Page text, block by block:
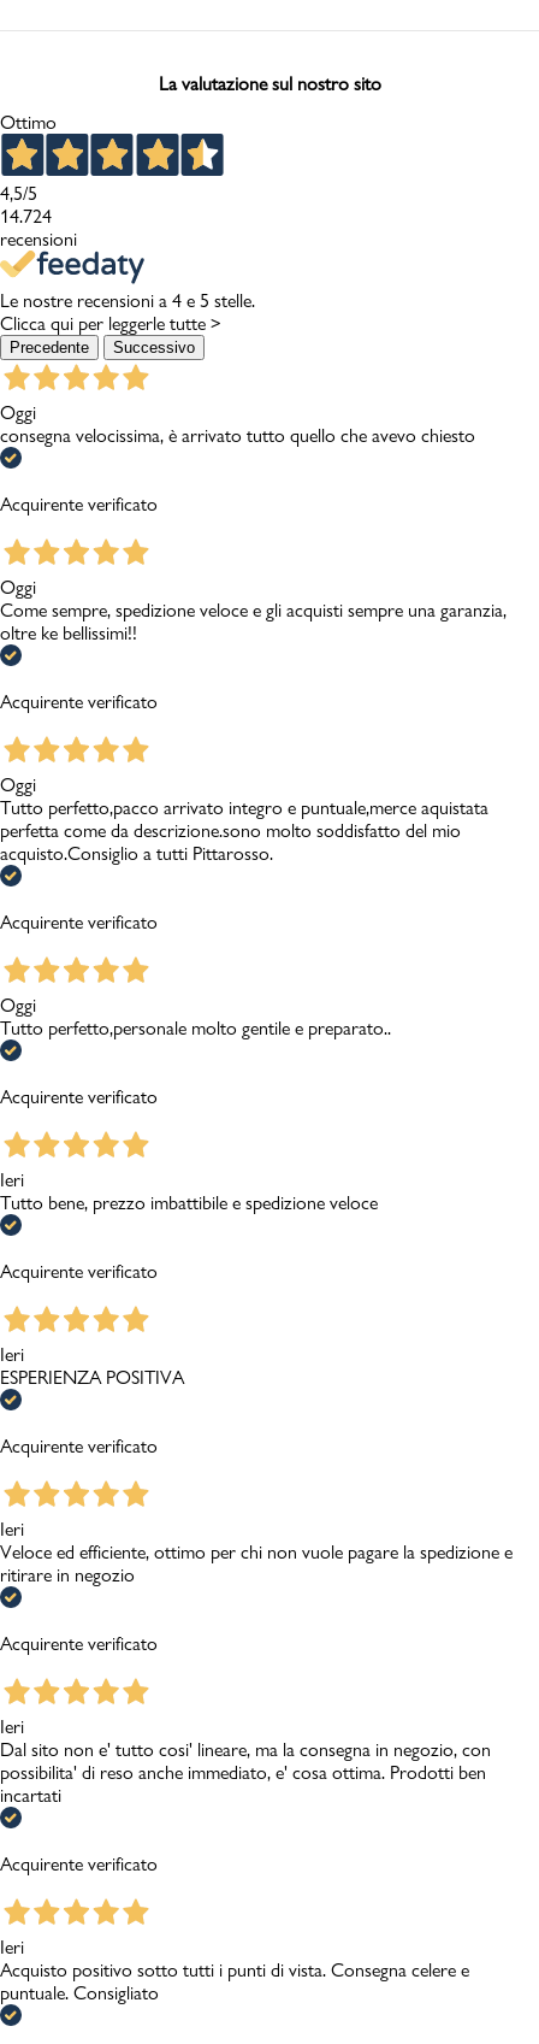
La valutazione sul nostro sito
Ottimo
4,5/5
14.724
recensioni
Le nostre recensioni a 4 e 5 stelle.
Clicca qui per leggerle tutte >
Precedente Successivo
Oggi
consegna velocissima, è arrivato tutto quello che avevo chiesto
Acquirente verificato
Oggi
Come sempre, spedizione veloce e gli acquisti sempre una garanzia,
oltre ke bellissimi!!
Acquirente verificato
Oggi
Tutto perfetto,pacco arrivato integro e puntuale,merce aquistata
perfetta come da descrizione.sono molto soddisfatto del mio
acquisto.Consiglio a tutti Pittarosso.
Acquirente verificato
Oggi
Tutto perfetto,personale molto gentile e preparato..
Acquirente verificato
Ieri
Tutto bene, prezzo imbattibile e spedizione veloce
Acquirente verificato
Ieri
ESPERIENZA POSITIVA
Acquirente verificato
Ieri
Veloce ed efficiente, ottimo per chi non vuole pagare la spedizione e
ritirare in negozio
Acquirente verificato
Ieri
Dal sito non e' tutto cosi' lineare, ma la consegna in negozio, con
possibilita' di reso anche immediato, e' cosa ottima. Prodotti ben
incartati
Acquirente verificato
Ieri
Acquisto positivo sotto tutti i punti di vista. Consegna celere e
puntuale. Consigliato